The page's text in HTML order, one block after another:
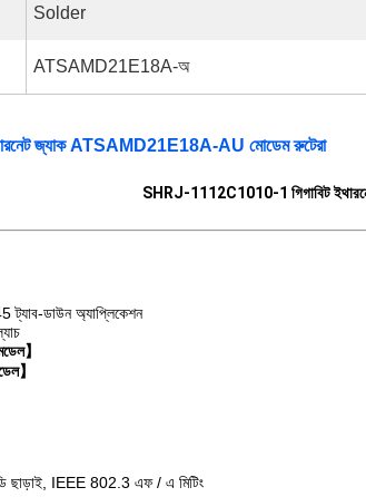
Solder
ATSAMD21E18A-অ
জ্যাক ATSAMD21E18A-AU মোডেম রুটেরা
SHRJ-1112C1010-1 গিগাবিট
ট্যাব-ডাউন অ্যাপ্লিকেশন
】
】
IEEE 802.3 এফ / এ মিটিং